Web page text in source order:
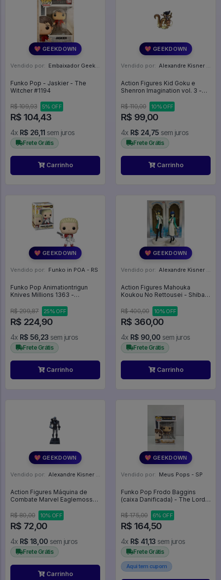
💖 GEEKDOWN
Vendido por: Embaixador Geek - SP
Funko Pop - Jaskier - The
Witcher #1194
R$ 109,93 5% OFF
R$ 104,43
4x R$ 26,11 sem juros
Frete Grátis
Carrinho
💖 GEEKDOWN
Vendido por: Alexandre Kisner - PR
Action Figures Kid Goku e
Shenron Imagination vol. 3 -
R$ 110,00
10% OFF
R$ 99,00
4x R$ 24,75 sem juros
Frete Grátis
Carrinho
💖 GEEKDOWN
Vendido por: Funko in POA - RS
Funko Pop Animationtrigun
Knives Millions 1363 -
R$ 299,87
25% OFF
R$ 224,90
4x R$ 56,23 sem juros
Frete Grátis
Carrinho
💖 GEEKDOWN
Vendido por: Alexandre Kisner - PR
Action Figures Mahouka
Koukou No Rettousei - Shiba
(furyu) - The Irregular At Magic
High School
R$ 400,00 10% OFF
R$ 360,00
4x R$ 90,00 sem juros
Frete Grátis
Carrinho
💖 GEEKDOWN
Vendido por: Alexandre Kisner - PR
Action Figures Máquina de
Combate Marvel Eaglemoss
R$ 80,00
10% OFF
R$ 72,00
4x R$ 18,00 sem juros
Frete Grátis
Carrinho
💖 GEEKDOWN
Vendido por: Meus Pops - SP
Funko Pop Frodo Baggins
(caixa Danificada) - The Lord
R$ 175,00
6% OFF
R$ 164,50
4x R$ 41,13 sem juros
Frete Grátis
Aqui tem cupom